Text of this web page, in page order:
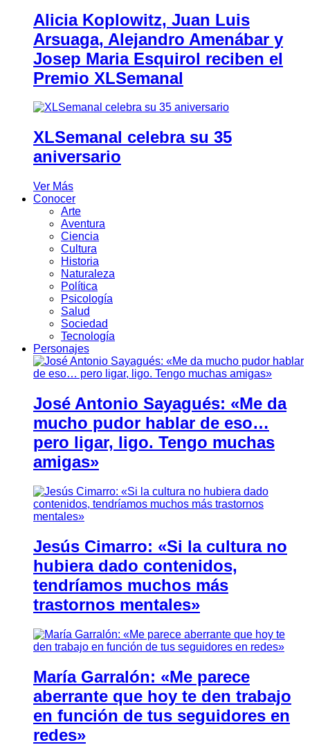
Alicia Koplowitz, Juan Luis
Arsuaga, Alejandro Amenábar y
Josep Maria Esquirol reciben el
Premio XLSemanal
XLSemanal celebra su 35
aniversario
Ver Más
Conocer
Arte
Aventura
Ciencia
Cultura
Historia
Naturaleza
Política
Psicología
Salud
Sociedad
Tecnología
Personajes
José Antonio Sayagués: «Me da
mucho pudor hablar de eso…
pero ligar, ligo. Tengo muchas
amigas»
Jesús Cimarro: «Si la cultura no
hubiera dado contenidos,
tendríamos muchos más
trastornos mentales»
María Garralón: «Me parece
aberrante que hoy te den trabajo
en función de tus seguidores en
redes»